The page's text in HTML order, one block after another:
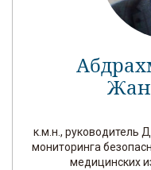
к.м.н., руководитель
мониторинга
медицинских